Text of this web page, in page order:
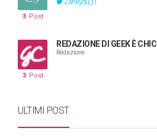
Zankyou_IT
3 Post
REDAZIONE DI GEEK È CHIC
Redazione
3 Post
ULTIMI POST